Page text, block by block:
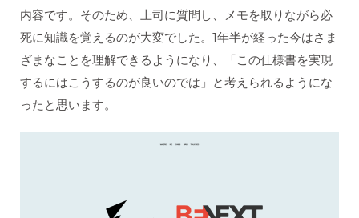
内容です。そのため、上司に質問し、メモを取りながら必
死に知識を覚えるのが大変でした。1年半が経った今はさま
ざまなことを理解できるようになり、「この仕様書を実現
するにはこうするのが良いのでは」と考えられるようにな
ったと思います。